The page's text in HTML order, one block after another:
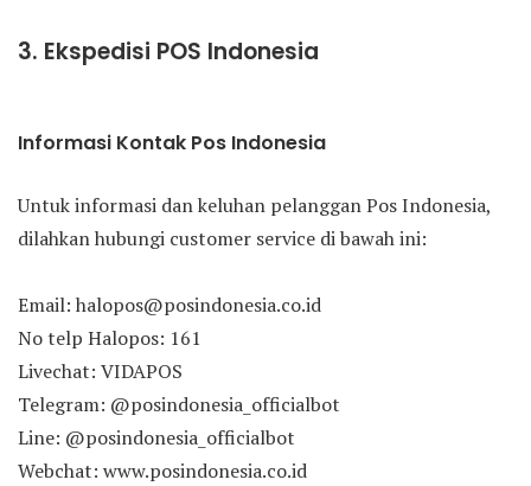
3. Ekspedisi POS Indonesia
Informasi Kontak Pos Indonesia
Untuk informasi dan keluhan pelanggan Pos Indonesia,
dilahkan hubungi customer service di bawah ini:
Email: halopos@posindonesia.co.id
No telp Halopos: 161
Livechat: VIDAPOS
Telegram: @posindonesia_officialbot
Line: @posindonesia_officialbot
Webchat: www.posindonesia.co.id